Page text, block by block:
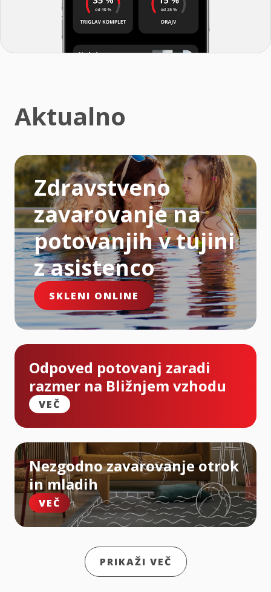
Aktualno
Zdravstveno
zavarovanje na
potovanjih v tujini
z asistenco
SKLENI ONLINE
Odpoved potovanj zaradi
razmer na Bližnjem vzhodu
VEČ
Nezgodno zavarovanje otrok
in mladih
VEČ
PRIKAŽI VEČ